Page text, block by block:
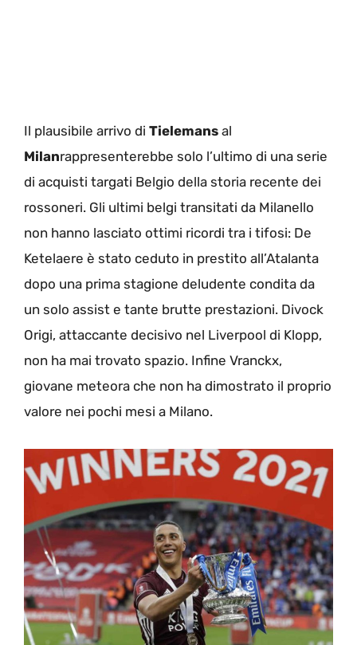
Il plausibile arrivo di Tielemans al
Milanrappresenterebbe solo l’ultimo di una serie
di acquisti targati Belgio della storia recente dei
rossoneri. Gli ultimi belgi transitati da Milanello
non hanno lasciato ottimi ricordi tra i tifosi: De
Ketelaere è stato ceduto in prestito all’Atalanta
dopo una prima stagione deludente condita da
un solo assist e tante brutte prestazioni. Divock
Origi, attaccante decisivo nel Liverpool di Klopp,
non ha mai trovato spazio. Infine Vranckx,
giovane meteora che non ha dimostrato il proprio
valore nei pochi mesi a Milano.